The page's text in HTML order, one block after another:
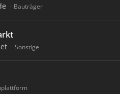
Bauträger
Sonstige